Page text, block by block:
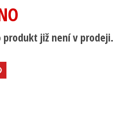
již není v prodeji.